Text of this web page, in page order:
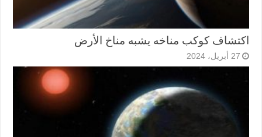
اكتشاف كوكب مناخه يشبه مناخ الأرض
27 أبريل، 2024